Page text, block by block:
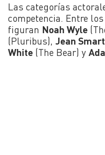
Las categorías
competencia. Entre
figuran Noah Wyle
(Pluribus), Jean Smart
White (The Bear) y